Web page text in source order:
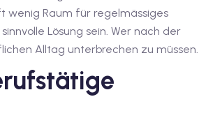
wenig Raum für regelmässiges
Lösung sein. Wer nach der
Alltag unterbrechen zu müssen.